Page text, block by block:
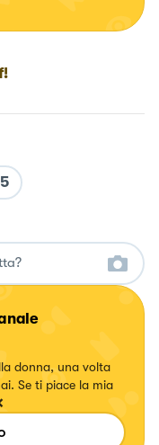
5
donna, una volta
Se ti piace la mia